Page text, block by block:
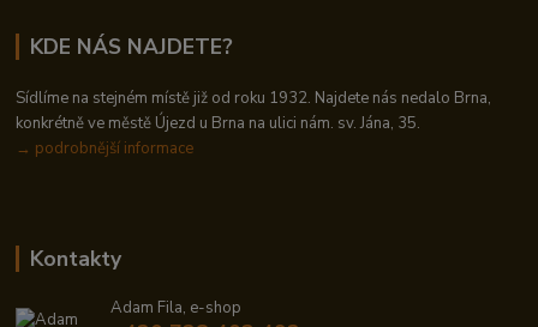
KDE NÁS NAJDETE?
Sídlíme na stejném místě již od roku 1932. Najdete nás nedalo Brna,
konkrétně ve městě Újezd u Brna na ulici nám. sv. Jána, 35.
→ podrobnější informace
Kontakty
Adam Fila, e-shop